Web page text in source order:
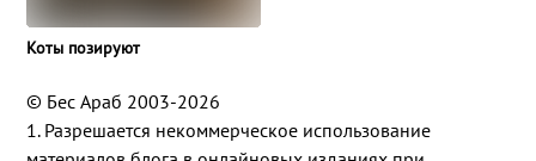
Коты позируют
© Бес Араб 2003-2026
1. Разрешается некоммерческое использование